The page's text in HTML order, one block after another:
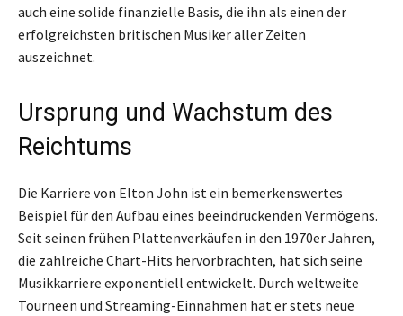
auch eine solide finanzielle Basis, die ihn als einen der
erfolgreichsten britischen Musiker aller Zeiten
auszeichnet.
Ursprung und Wachstum des
Reichtums
Die Karriere von Elton John ist ein bemerkenswertes
Beispiel für den Aufbau eines beeindruckenden Vermögens.
Seit seinen frühen Plattenverkäufen in den 1970er Jahren,
die zahlreiche Chart-Hits hervorbrachten, hat sich seine
Musikkarriere exponentiell entwickelt. Durch weltweite
Tourneen und Streaming-Einnahmen hat er stets neue